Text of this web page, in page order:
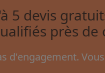
5 devis
près de
d'engagement.